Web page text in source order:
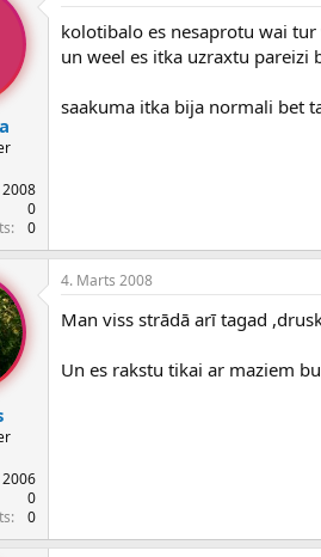
0
0
kolotibalo es nesaprotu wai
un weel es itka uzraxtu pareizi
saakuma itka bija normali bet
0
0
4. Marts 2008
Man viss strādā arī tagad
Un es rakstu tikai ar maziem